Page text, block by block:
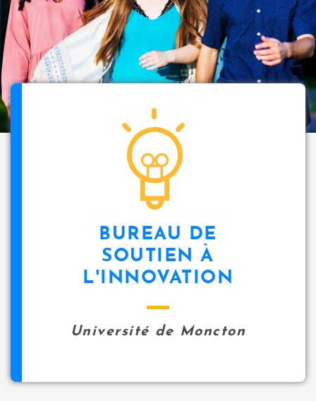
BUREAU DE
SOUTIEN À
L'INNOVATION
Université de Moncton